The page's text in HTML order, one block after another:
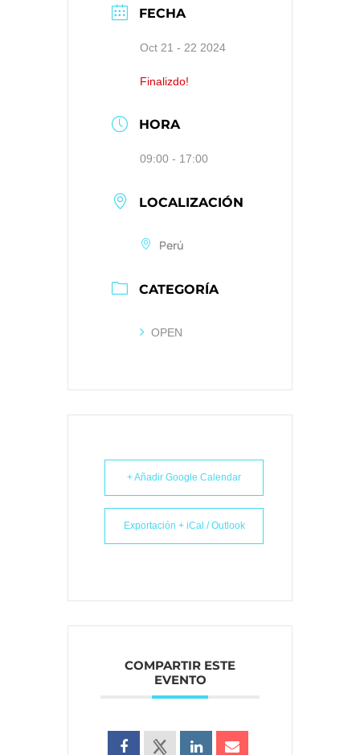
FECHA
Oct 21 - 22 2024
Finalizdo!
HORA
09:00 - 17:00
LOCALIZACIÓN
Perú
CATEGORÍA
OPEN
+ Añadir Google Calendar
Exportación + iCal / Outlook
COMPARTIR ESTE
EVENTO